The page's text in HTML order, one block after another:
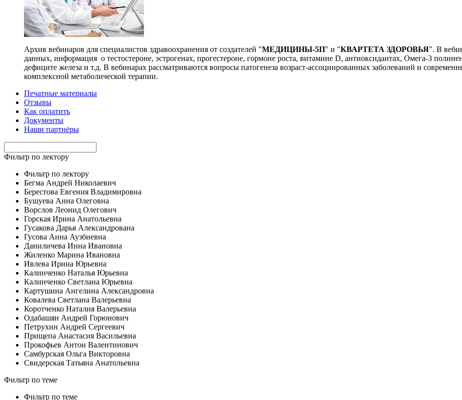
Архив вебинаров для специалистов здравоохранения от создателей "МЕДИЦИНЫ-5П" и "КВАРТЕТА ЗДОРОВЬЯ". В
данных, информация о тестостероне, эстрогенах, прогестероне, гормоне роста, витамине D, антиоксидантах, Омега-3
дефиците железа и т.д. В вебинарах рассматриваются вопросы патогенеза возраст-ассоциированных заболеваний и
комплексной метаболической терапии.
Печатные материалы
Отзывы
Как оплатить
Документы
Наши партнёры
Фильтр по лектору
Фильтр по лектору
Бегма Андрей Николаевич
Берестова Евгения Владимировна
Бушуева Анна Олеговна
Ворслов Леонид Олегович
Горская Ирина Анатольевна
Гусакова Дарья Александрована
Гусова Анна Аузбиевна
Даниличева Инна Ивановна
Жиленко Марина Ивановна
Ивлева Ирина Юрьевна
Калинченко Наталья Юрьевна
Калинченко Светлана Юрьевна
Картушина Ангелина Александровна
Ковалева Светлана Валерьевна
Коротченко Наталия Валерьевна
Одабашян Андрей Горюнович
Петрухин Андрей Сергеевич
Прищепа Анастасия Васильевна
Прокофьев Антон Валентинович
Самбурская Ольга Викторовна
Свидерская Татьяна Анатольевна
Фильтр по теме
Фильтр по теме